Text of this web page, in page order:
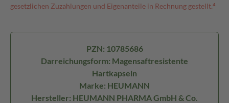
gesetzlichen Zuzahlungen und Eigenanteile in Rechnung gestellt.⁴
PZN: 10785686
Darreichungsform: Magensaftresistente
Hartkapseln
Marke: HEUMANN
Hersteller: HEUMANN PHARMA GmbH & Co.